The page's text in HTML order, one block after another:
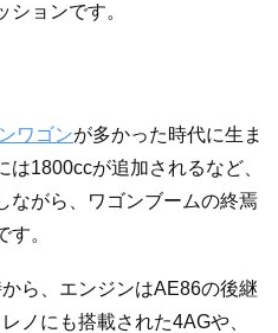
ションです。
ワゴンが多かった時代に生ま
1800ccが追加されるなど、
ながら、ワゴンブームの終焉
。
ら、エンジンはAE86の後継
ノにも搭載された4AGや、